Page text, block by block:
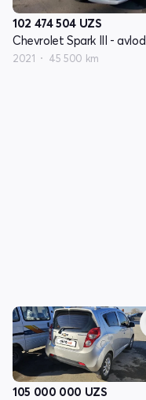
102 474 504 UZS
Chevrolet Spark III - avlod
2021 45 500 km
105 000 000 UZS